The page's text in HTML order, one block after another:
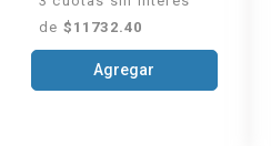
de $11732.40
Agregar